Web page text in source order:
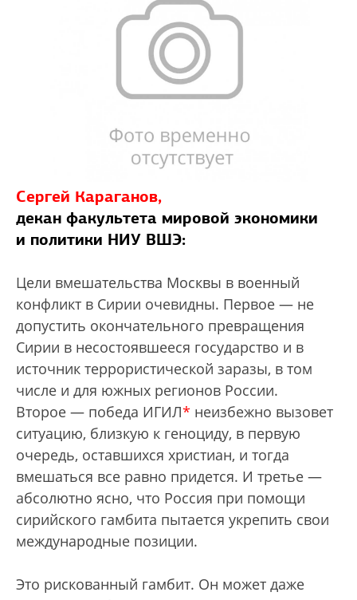
Сергей Караганов,
декан факультета мировой экономики
и политики НИУ ВШЭ:
Цели вмешательства Москвы в военный
конфликт в Сирии очевидны. Первое — не
допустить окончательного превращения
Сирии в несостоявшееся государство и в
источник террористической заразы, в том
числе и для южных регионов России.
Второе — победа ИГИЛ* неизбежно вызовет
ситуацию, близкую к геноциду, в первую
очередь, оставшихся христиан, и тогда
вмешаться все равно придется. И третье —
абсолютно ясно, что Россия при помощи
сирийского гамбита пытается укрепить свои
международные позиции.
Это рискованный гамбит. Он может даже